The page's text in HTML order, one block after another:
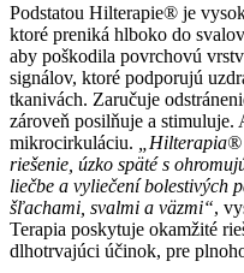
Podstatou Hilterapie® je
ktoré preniká hlboko do
aby poškodila povrchovú
signálov, ktoré podporujú
tkanivách. Zaručuje
zároveň posilňuje a
mikrocirkuláciu.
riešenie, úzko späté s
liečbe a vyliečení bolestivých
šľachami, svalmi a väzmi“,
Terapia poskytuje okamžité
dlhotrvajúci účinok, pre